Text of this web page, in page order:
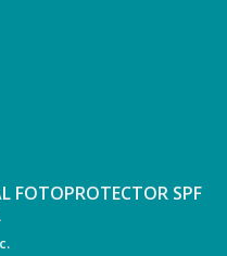
FOTOPROTECTOR SPF